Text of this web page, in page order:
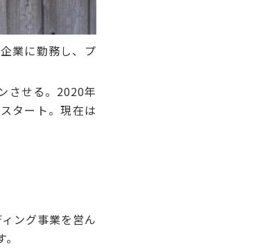
業に勤務し、プ
させる。2020年
タート。現在は
ング事業を営ん